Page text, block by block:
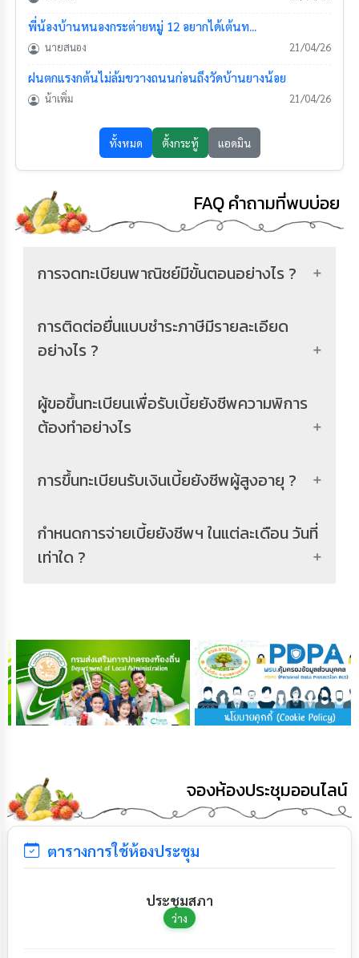
FAQ คำถามที่พบบ่อย
การจดทะเบียนพาณิชย์มีขั้นตอนอย่างไร ?
การติดต่อยื่นแบบชำระภาษีมีรายละเอียด
อย่างไร ?
ผู้ขอขึ้นทะเบียนเพื่อรับเบี้ยยังชีพความพิการ
ต้องทำอย่างไร
การขึ้นทะเบียนรับเงินเบี้ยยังชีพผู้สูงอายุ ?
กำหนดการจ่ายเบี้ยยังชีพฯ ในแต่ละเดือน วันที่
เท่าใด ?
จองห้องประชุมออนไลน์
ตารางการใช้ห้องประชุม
ประชุมสภา
ว่าง